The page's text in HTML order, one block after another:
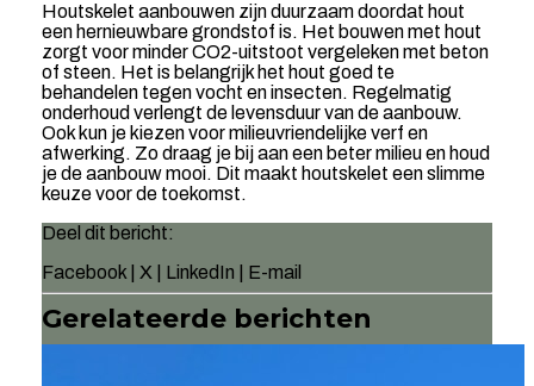
Houtskelet aanbouwen zijn duurzaam doordat hout
een hernieuwbare grondstof is. Het bouwen met hout
zorgt voor minder CO2-uitstoot vergeleken met beton
of steen. Het is belangrijk het hout goed te
behandelen tegen vocht en insecten. Regelmatig
onderhoud verlengt de levensduur van de aanbouw.
Ook kun je kiezen voor milieuvriendelijke verf en
afwerking. Zo draag je bij aan een beter milieu en houd
je de aanbouw mooi. Dit maakt houtskelet een slimme
keuze voor de toekomst.
Deel dit bericht:
Facebook| X LinkedIn E-mail
Gerelateerde berichten